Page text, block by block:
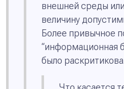
внешней среды
величину
Более привычное
“информационная
было